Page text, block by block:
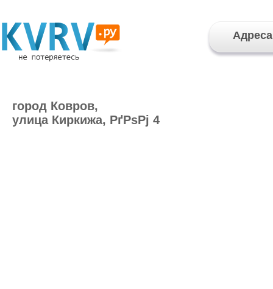
Адреса
город Ковров,
улица Киркижа, РґРѕРј 4